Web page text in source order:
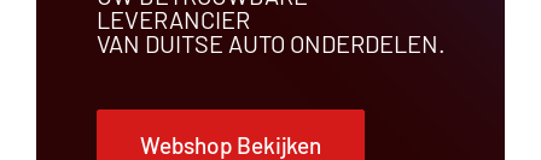
LEVERANCIER
VAN DUITSE AUTO ONDERDELEN.
Webshop Bekijken